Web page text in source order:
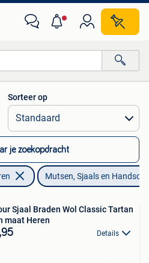
Sorteer op
je zoekopdracht
Mutsen, Sjaals en
Sjaal Braden Wol Classic Tartan
Groen maat Heren
Details